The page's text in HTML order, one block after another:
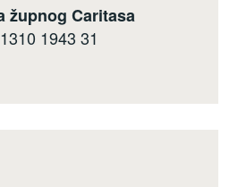
župnog Caritasa
1943 31